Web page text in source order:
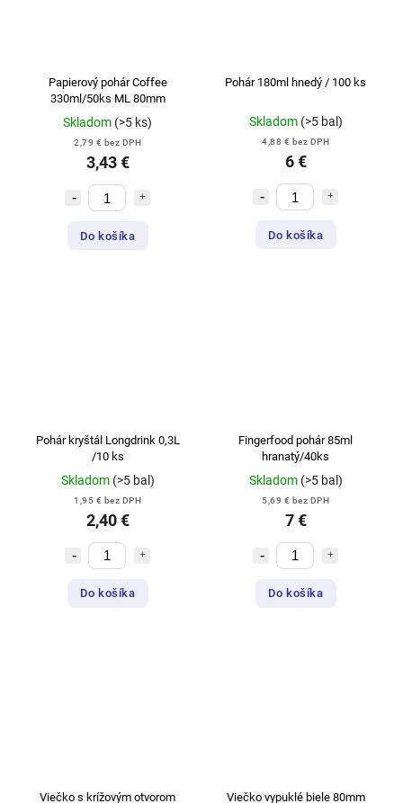
Papierový pohár Coffee
330ml/50ks ML 80mm
Skladom (>5 ks)
2,79 € bez DPH
3,43 €
Do košíka
Pohár 180ml hnedý / 100 ks
Skladom (>5 bal)
4,88 € bez DPH
6 €
Do košíka
Pohár kryštál Longdrink 0,3L
/10 ks
Skladom (>5 bal)
1,95 € bez DPH
2,40 €
Do košíka
Fingerfood pohár 85ml
hranatý/40ks
Skladom (>5 bal)
5,69 € bez DPH
7 €
Do košíka
Viečko s krížovým otvorom
Viečko vypuklé biele 80mm